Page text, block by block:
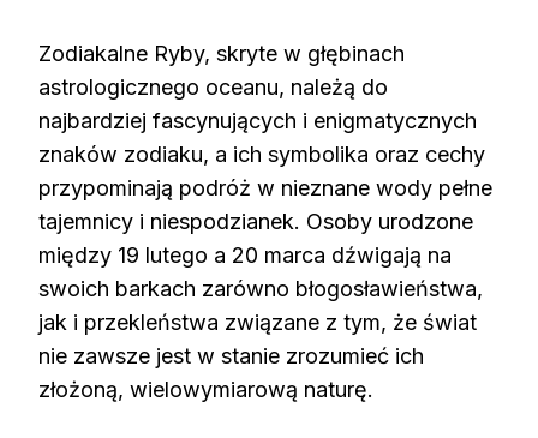
Zodiakalne Ryby, skryte w głębinach
astrologicznego oceanu, należą do
najbardziej fascynujących i enigmatycznych
znaków zodiaku, a ich symbolika oraz cechy
przypominają podróż w nieznane wody pełne
tajemnicy i niespodzianek. Osoby urodzone
między 19 lutego a 20 marca dźwigają na
swoich barkach zarówno błogosławieństwa,
jak i przekleństwa związane z tym, że świat
nie zawsze jest w stanie zrozumieć ich
złożoną, wielowymiarową naturę.